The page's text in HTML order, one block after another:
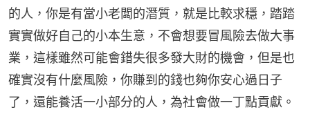
的人，你是有當小老闆的潛質，就是比較求穩，踏踏
實實做好自己的小本生意，不會想要冒風險去做大事
業，這樣雖然可能會錯失很多發大財的機會，但是也
確實沒有什麼風險，你賺到的錢也夠你安心過日子
了，還能養活一小部分的人，為社會做一丁點貢獻。